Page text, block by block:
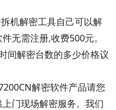
机解密工具自己可以解
无需注册,收费500元。
间解密台数的多少价格议
解密软件产品请您
门现场解密服务。我们